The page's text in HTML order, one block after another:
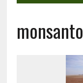
monsanto